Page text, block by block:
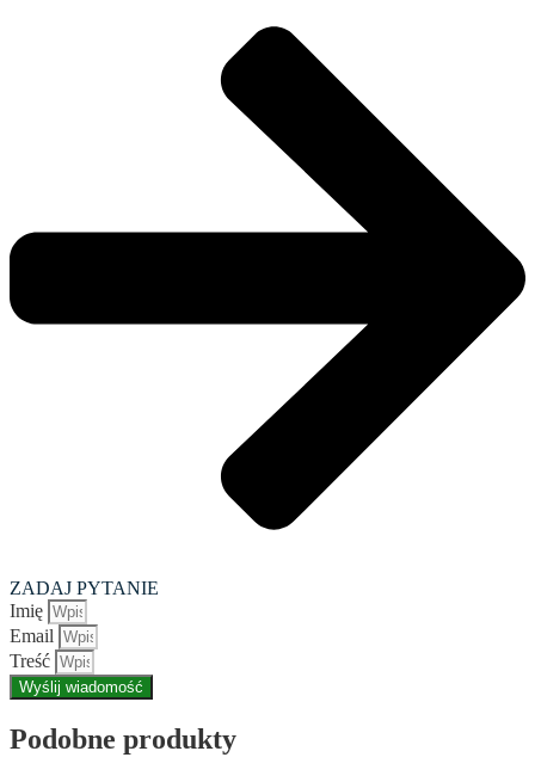
ZADAJ PYTANIE
Imię
Email
Treść
Wyślij wiadomość
Podobne produkty